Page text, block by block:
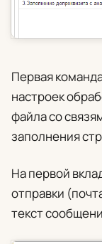
Первая
настроек
файла со
заполнения
На первой
отправки
текст